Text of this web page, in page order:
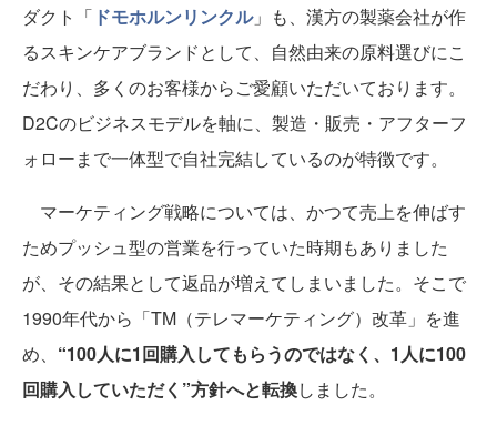
ダクト「 ドモホルンリンクル」も、漢方の製薬会社が作
るスキンケアブランドとして、自然由来の原料選びにこ
だわり、多くのお客様からご愛顧いただいております。
D2Cのビジネスモデルを軸に、製造・販売・アフターフ
ォローまで一体型で自社完結しているのが特徴です。
マーケティング戦略については、かつて売上を伸ばす
ためプッシュ型の営業を行っていた時期もありました
が、その結果として返品が増えてしまいました。そこで
1990年代から「TM（テレマーケティング）改革」を進
め、 “100人に1回購入してもらうのではなく、1人に100
回購入していただく”方針へと転換しました。